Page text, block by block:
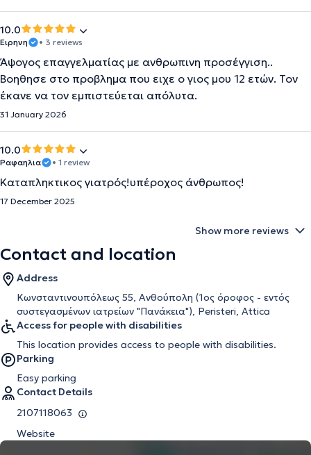
10.0
Ειρηνη • 3 reviews
Άψογος επαγγελματίας με ανθρωπινη προσέγγιση..
Βοηθησε στο προβλημα που ειχε ο γιος μου 12 ετών. Τον
έκανε να τον εμπιστεύεται απόλυτα.
31 January 2026
10.0
Ραφαηλια • 1 review
Καταπληκτικος γιατρός!υπέροχος άνθρωπος!
17 December 2025
Show more reviews
Contact and location
Address
Κωνσταντινουπόλεως 55, Ανθούπολη (1ος όροφος - εντός
συστεγασμένων ιατρείων "Πανάκεια"), Peristeri, Attica
Access for people with disabilities
This location provides access to people with disabilities.
Parking
Easy parking
Contact Details
2107118063
Website